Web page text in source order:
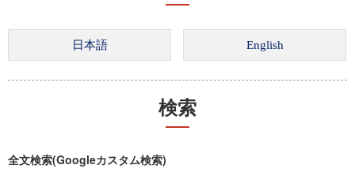
検索
全文検索(Googleカスタム検索)